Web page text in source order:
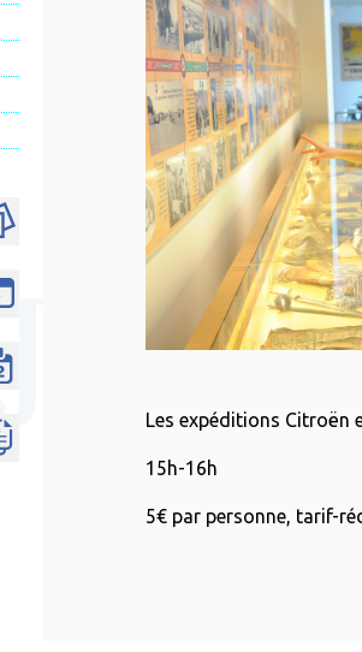
Les expéditions Citroën
15h-16h
5€ par personne, tarif-